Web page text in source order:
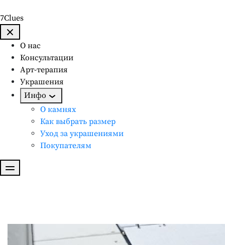
7Сlues
О нас
Консультации
Арт-терапия
Украшения
Инфо
О камнях
Как выбрать размер
Уход за украшениями
Покупателям